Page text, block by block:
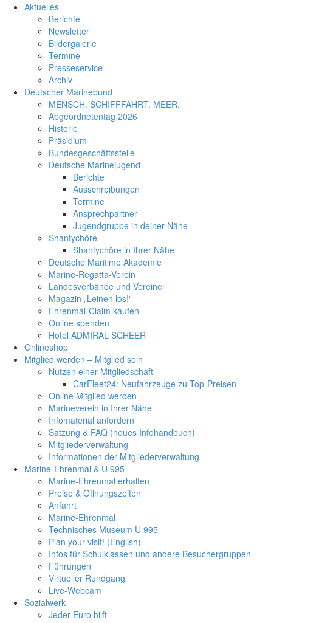
Aktuelles
Berichte
Newsletter
Bildergalerie
Termine
Presseservice
Archiv
Deutscher Marinebund
MENSCH. SCHIFFFAHRT. MEER.
Abgeordnetentag 2026
Historie
Präsidium
Bundesgeschäftsstelle
Deutsche Marinejugend
Berichte
Ausschreibungen
Termine
Ansprechpartner
Jugendgruppe in deiner Nähe
Shantychöre
Shantychöre in Ihrer Nähe
Deutsche Maritime Akademie
Marine-Regatta-Verein
Landesverbände und Vereine
Magazin „Leinen los!“
Ehrenmal-Claim kaufen
Online spenden
Hotel ADMIRAL SCHEER
Onlineshop
Mitglied werden – Mitglied sein
Nutzen einer Mitgliedschaft
CarFleet24: Neufahrzeuge zu Top-Preisen
Online Mitglied werden
Marineverein in Ihrer Nähe
Infomaterial anfordern
Satzung & FAQ (neues Infohandbuch)
Mitgliederverwaltung
Informationen der Mitgliederverwaltung
Marine-Ehrenmal & U 995
Marine-Ehrenmal erhalten
Preise & Öffnungszeiten
Anfahrt
Marine-Ehrenmal
Technisches Museum U 995
Plan your visit! (English)
Infos für Schulklassen und andere Besuchergruppen
Führungen
Virtueller Rundgang
Live-Webcam
Sozialwerk
Jeder Euro hilft